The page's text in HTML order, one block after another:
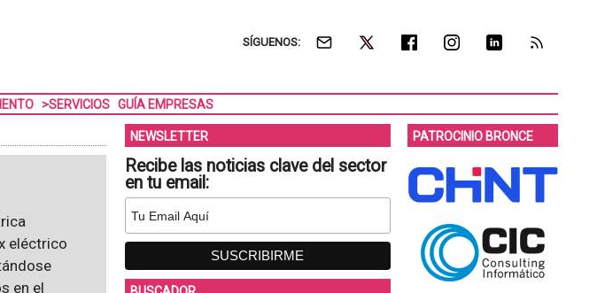
SÍGUENOS:
>SERVICIOS GUÍA EMPRESAS
eléctrico
en el
NEWSLETTER
Recibe las noticias clave del sector
en tu email:
PATROCINIO BRONCE